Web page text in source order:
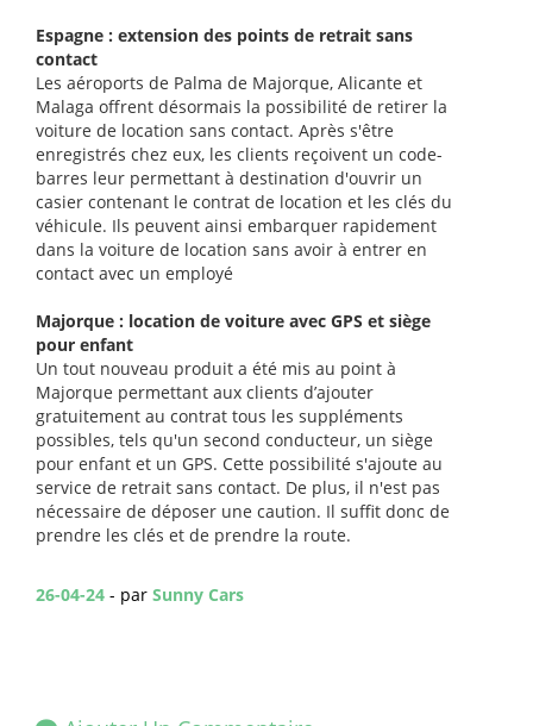
Espagne : extension des points de retrait sans
contact
Les aéroports de Palma de Majorque, Alicante et
Malaga offrent désormais la possibilité de retirer la
voiture de location sans contact. Après s'être
enregistrés chez eux, les clients reçoivent un code-
barres leur permettant à destination d'ouvrir un
casier contenant le contrat de location et les clés du
véhicule. Ils peuvent ainsi embarquer rapidement
dans la voiture de location sans avoir à entrer en
contact avec un employé
Majorque : location de voiture avec GPS et siège
pour enfant
Un tout nouveau produit a été mis au point à
Majorque permettant aux clients d’ajouter
gratuitement au contrat tous les suppléments
possibles, tels qu'un second conducteur, un siège
pour enfant et un GPS. Cette possibilité s'ajoute au
service de retrait sans contact. De plus, il n'est pas
nécessaire de déposer une caution. Il suffit donc de
prendre les clés et de prendre la route.
26-04-24 - par Sunny Cars